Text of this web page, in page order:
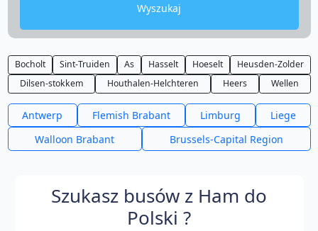
Wyszukaj
Bocholt Sint-Truiden As Hasselt Hoeselt
Heusden-Zolder
Dilsen-stokkem
Houthalen-Helchteren Heers Wellen
Antwerp Flemish Brabant Limburg
Liege
Walloon Brabant
Brussels-Capital Region
Szukasz busów z Ham do
Polski ?